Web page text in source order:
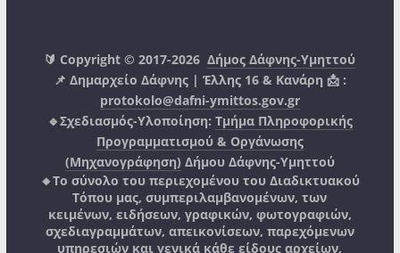
🔰 Copyright © 2017-2026Δήμος Δάφνης-Υμηττού
📌 Δημαρχείο Δάφνης | Έλλης 16 & Κανάρη 📩 :
protokolo@dafni-ymittos.gov.gr
🔹Σχεδιασμός-Υλοποίηση: Τμήμα Πληροφορικής
Προγραμματισμού & Οργάνωσης
(Μηχανογράφηση) Δήμου Δάφνης-Υμηττού
🔸Το σύνολο του περιεχομένου του Διαδικτυακού
Τόπου μας, συμπεριλαμβανομένων, των
κειμένων, ειδήσεων, γραφικών, φωτογραφιών,
σχεδιαγραμμάτων, απεικονίσεων, παρεχόμενων
υπηρεσιών και γενικά κάθε είδους αρχείων,